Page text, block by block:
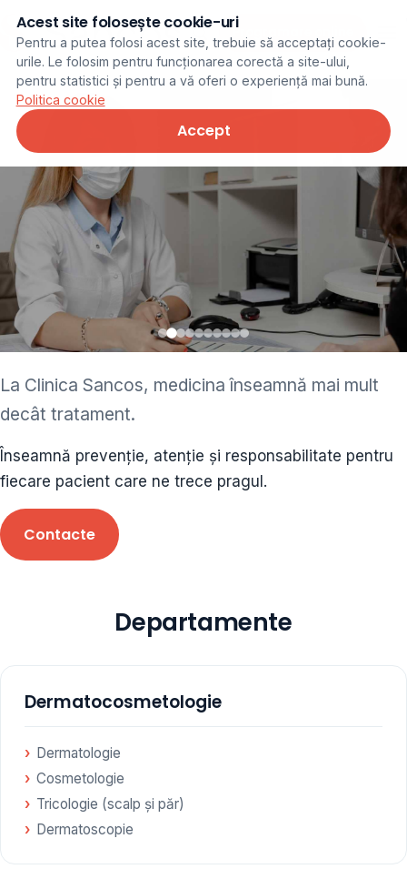
Programare online
ginecolog • cardiolog •
ORL • endocrinolog
Cât și alte specialități medicale, toate în cadrul aceleiași
Clinici
Programare
La Clinica Sancos, medicina înseamnă mai mult
decât tratament.
Înseamnă prevenție, atenție și responsabilitate pentru
fiecare pacient care ne trece pragul.
Contacte
Departamente
Dermatocosmetologie
Dermatologie
Cosmetologie
Tricologie (scalp și păr)
Dermatoscopie
Acest site folosește cookie-uri
Pentru a putea folosi acest site, trebuie să acceptați cookie-
urile. Le folosim pentru funcționarea corectă a site-ului,
pentru statistici și pentru a vă oferi o experiență mai bună.
Politica cookie
Accept